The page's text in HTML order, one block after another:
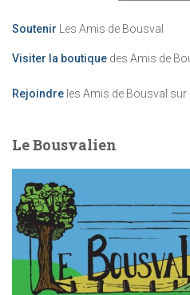
Soutenir Les Amis de Bousval
Visiter la boutique des Amis de
Rejoindre les Amis de Bousval sur
Le Bousvalien